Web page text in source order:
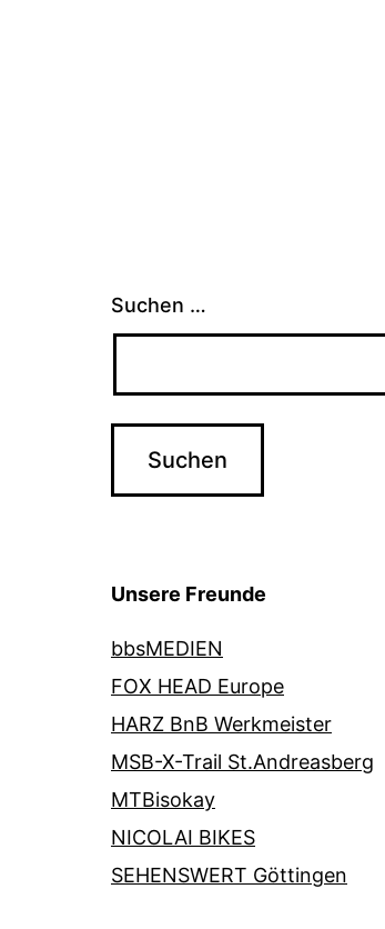
Suchen …
Unsere Freunde
bbsMEDIEN
FOX HEAD Europe
HARZ BnB Werkmeister
MSB-X-Trail St.Andreasberg
MTBisokay
NICOLAI BIKES
SEHENSWERT Göttingen